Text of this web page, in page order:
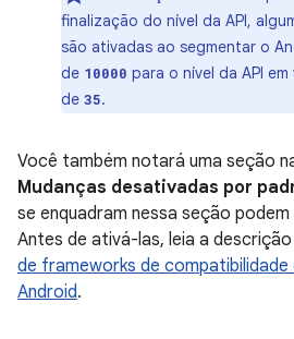
finalização do nível da API,
são ativadas ao segmentar o
de 10000 para o nível da API
de 35.
Você também notará uma seção
Mudanças desativadas por
se enquadram nessa seção
Antes de ativá-las, leia a descrição
de frameworks de compatibilidade
Android.